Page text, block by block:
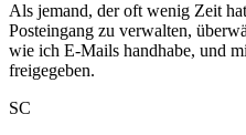
Als jemand, der oft wenig Zeit
Posteingang zu verwalten,
wie ich E-Mails handhabe, und
freigegeben.
SC